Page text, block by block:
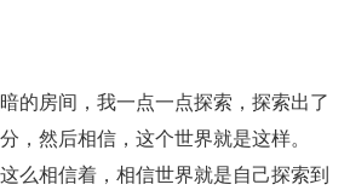
的房间，我一点一点探索，探索出了
，然后相信，这个世界就是这样。
么相信着，相信世界就是自己探索到